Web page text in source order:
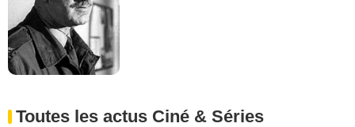
Toutes les actus Ciné & Séries